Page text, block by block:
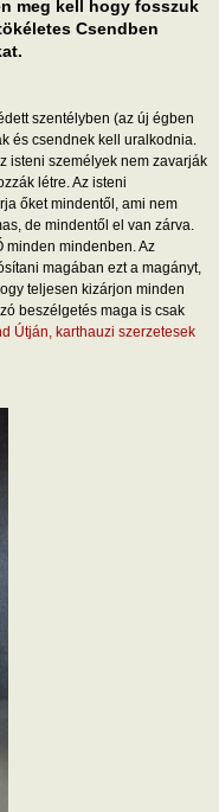
meg kell hogy fosszuk
Csendben
szentélyben (az új égben
és csendnek kell uralkodnia.
isteni személyek nem zavarják
létre. Az isteni
őket mindentől, ami nem
de mindentől el van zárva.
minden mindenben. Az
magában ezt a magányt,
teljesen kizárjon minden
beszélgetés maga is csak
Útján, karthauzi szerzetesek